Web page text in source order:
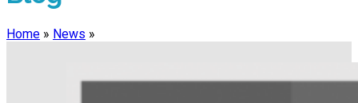
Home » News »